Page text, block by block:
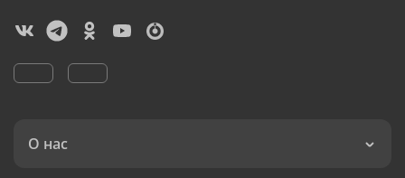
О нас